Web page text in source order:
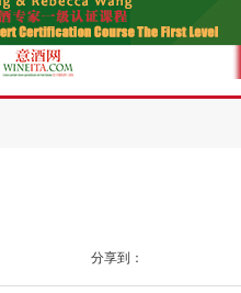
分享到：